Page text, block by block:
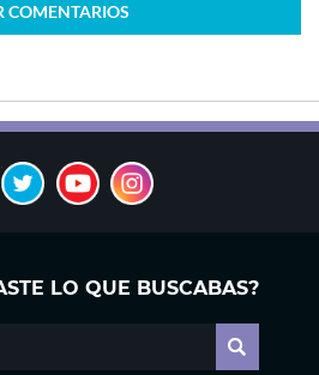
COMENTARIOS
LO QUE BUSCABAS?